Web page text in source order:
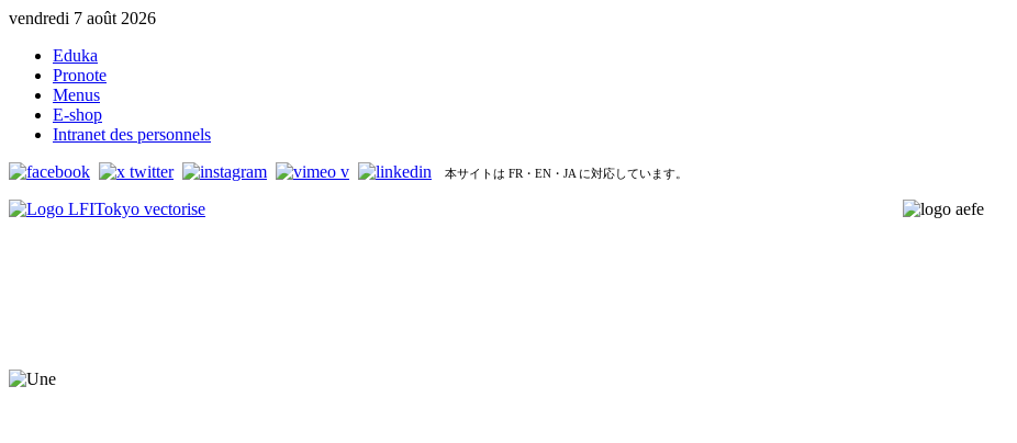
vendredi 7 août 2026
Eduka
Pronote
Menus
E-shop
Intranet des personnels
本サイトは FR・EN・JA に対応しています。